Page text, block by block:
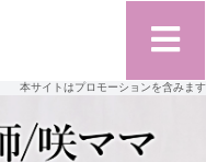
本サイトはプロモーションを含みます